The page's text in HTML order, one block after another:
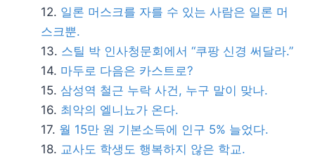
일론 머스크를 자를 수 있는 사람은 일론 머
스크뿐.
스틸 박 인사청문회에서 “쿠팡 신경 써달라.”
마두로 다음은 카스트로?
삼성역 철근 누락 사건, 누구 말이 맞나.
최악의 엘니뇨가 온다.
월 15만 원 기본소득에 인구 5% 늘었다.
교사도 학생도 행복하지 않은 학교.